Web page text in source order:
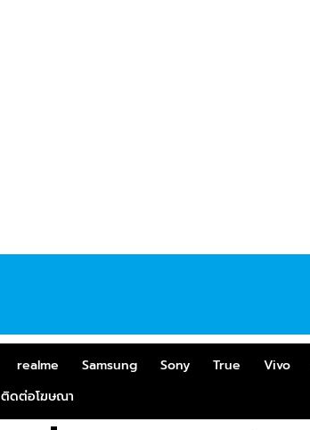
realme Samsung Sony True Vivo
ติดต่อโฆษณา